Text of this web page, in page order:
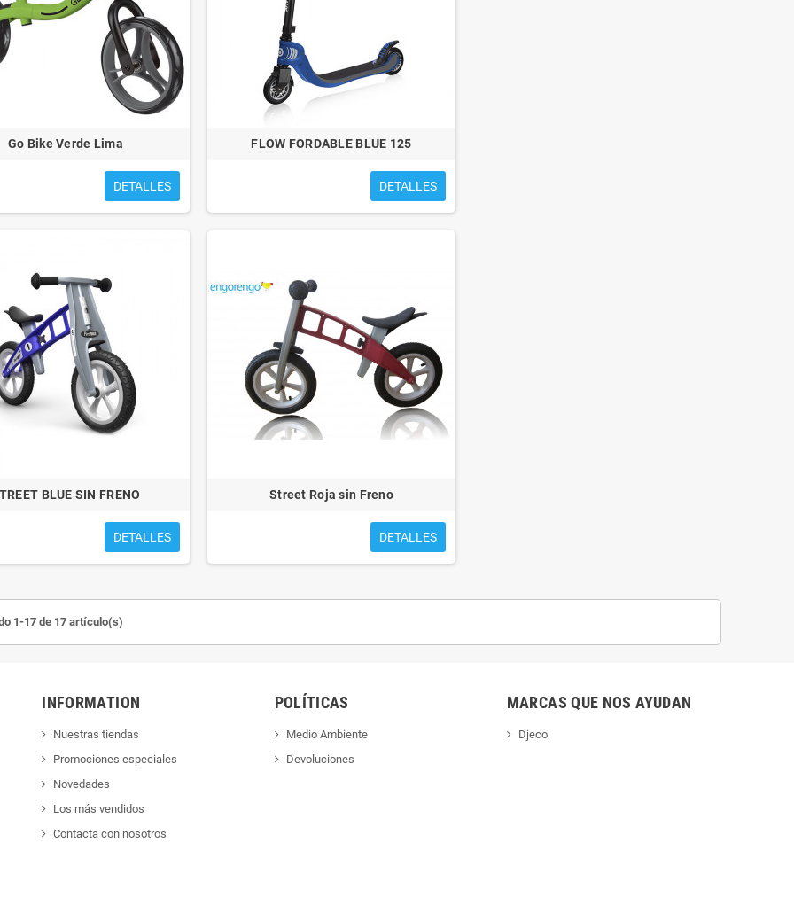
Go Bike Verde Lima
DETALLES
FLOW FORDABLE BLUE 125
DETALLES
BLUE SIN FRENO
DETALLES
Street Roja sin Freno
DETALLES
1-17 de 17 artículo(s)
INFORMATION
Nuestras tiendas
Promociones especiales
Novedades
Los más vendidos
Contacta con nosotros
POLÍTICAS
Medio Ambiente
Devoluciones
MARCAS QUE NOS AYUDAN
Djeco